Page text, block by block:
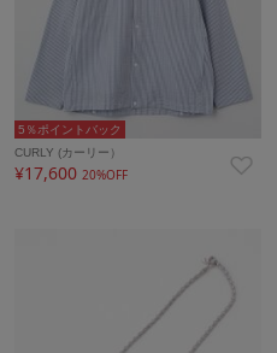
5％ポイントバック
CURLY (カーリー）
¥17,600 20%OFF